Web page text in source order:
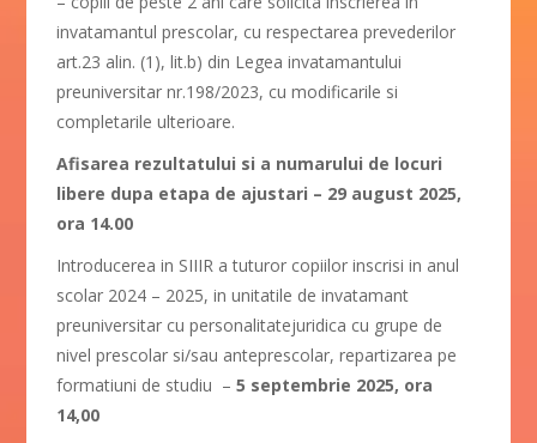
invatamantul prescolar, cu respectarea prevederilor
art.23 alin. (1), lit.b) din Legea invatamantului
preuniversitar nr.198/2023, cu modificarile si
completarile ulterioare.
Afisarea rezultatului si a numarului de locuri
libere dupa etapa de ajustari – 29 august 2025,
ora 14.00
Introducerea in SIIIR a tuturor copiilor inscrisi in anul
scolar 2024 – 2025, in unitatile de invatamant
preuniversitar cu personalitatejuridica cu grupe de
nivel prescolar si/sau anteprescolar, repartizarea pe
formatiuni de studiu –5 septembrie 2025, ora
14,00